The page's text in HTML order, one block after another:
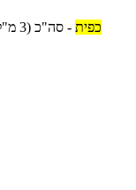
כפית - סה"כ (3 מ"ל)